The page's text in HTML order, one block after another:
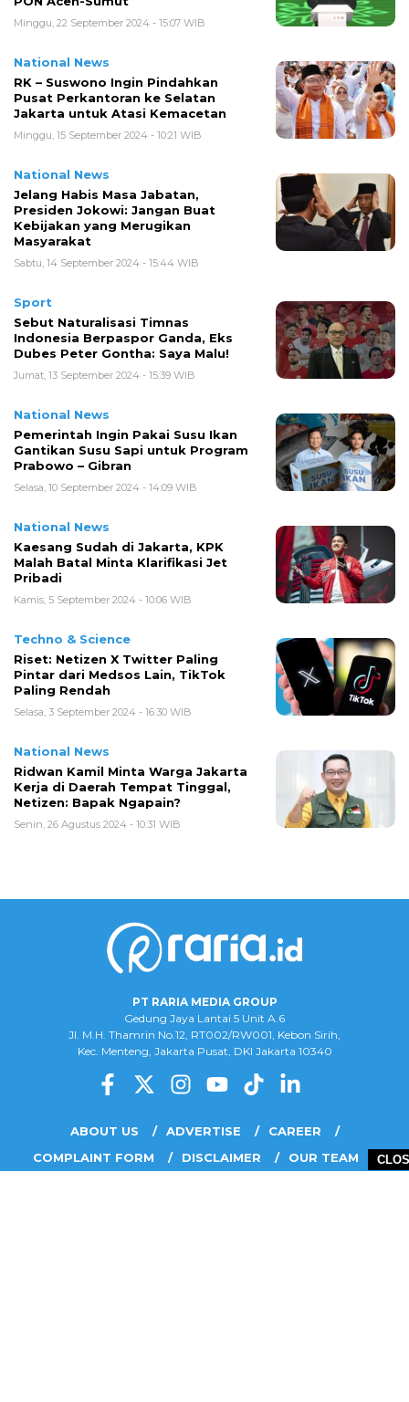
Minggu, 22 September 2024 - 15:07 WIB
National News
RK – Suswono Ingin Pindahkan
Pusat Perkantoran ke Selatan
Jakarta untuk Atasi Kemacetan
Minggu, 15 September 2024 - 10:21 WIB
National News
Jelang Habis Masa Jabatan,
Presiden Jokowi: Jangan Buat
Kebijakan yang Merugikan
Masyarakat
Sabtu, 14 September 2024 - 15:44 WIB
Sport
Sebut Naturalisasi Timnas
Indonesia Berpaspor Ganda, Eks
Dubes Peter Gontha: Saya Malu!
Jumat, 13 September 2024 - 15:39 WIB
National News
Pemerintah Ingin Pakai Susu Ikan
Gantikan Susu Sapi untuk Program
Prabowo – Gibran
Selasa, 10 September 2024 - 14:09 WIB
National News
Kaesang Sudah di Jakarta, KPK
Malah Batal Minta Klarifikasi Jet
Pribadi
Kamis, 5 September 2024 - 10:06 WIB
Techno & Science
Riset: Netizen X Twitter Paling
Pintar dari Medsos Lain, TikTok
Paling Rendah
Selasa, 3 September 2024 - 16:30 WIB
National News
Ridwan Kamil Minta Warga Jakarta
Kerja di Daerah Tempat Tinggal,
Netizen: Bapak Ngapain?
Senin, 26 Agustus 2024 - 10:31 WIB
PT RARIA MEDIA GROUP
Gedung Jaya Lantai 5 Unit A.6
Jl. M.H. Thamrin No.12, RT002/RW001, Kebon Sirih,
Kec. Menteng, Jakarta Pusat, DKI Jakarta 10340
ABOUT US ADVERTISE
CAREER
COMPLAINT FORM
DISCLAIMER
OUR TEAM